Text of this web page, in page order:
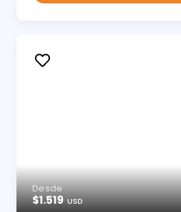
Desde
$1.519USD